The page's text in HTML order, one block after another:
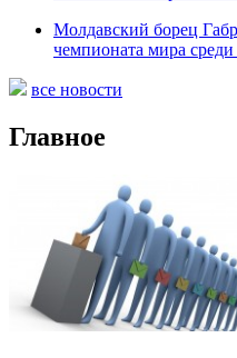
Молдавский борец
чемпионата мира среди
все новости
Главное